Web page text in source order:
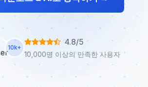
10k+
4.8/5
10,000명 이상의 만족한 사용자